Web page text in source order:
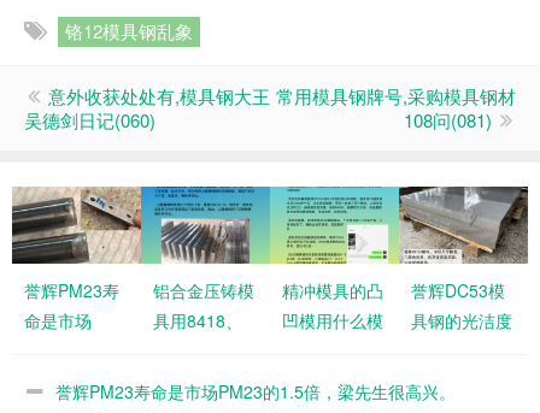
铬12模具钢乱象
意外收获处处有,模具钢大王
吴德剑日记(060)
常用模具钢牌号,采购模具钢材
108问(081)
誉辉PM23寿
命是市场
倍，梁先生很
铝合金压铸模
具用8418、
（第432篇）
精冲模具的凸
凹模用什么模
好？（第434
誉辉DC53模
具钢的光洁度
能源车项目的
誉辉PM23寿命是市场PM23的1.5倍，梁先生很高兴。